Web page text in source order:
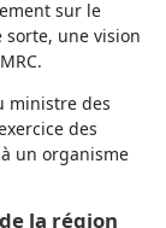
sur le
une vision
ministre des
des
un organisme
la région